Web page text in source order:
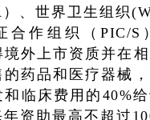
）、世界卫生组织
合作组织（PIC/S
境外上市资质并在
的药品和医疗器械
和临床费用的40%
资助最高不超过